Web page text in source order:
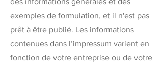
exemples de formulation, et il n'est pas
prêt à être publié. Les informations
contenues dans l’impressum varient en
fonction de votre entreprise ou de votre